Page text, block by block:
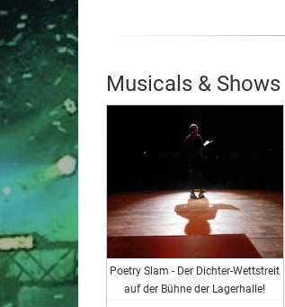
Musicals & Shows
Poetry Slam - Der Dichter-Wettstreit
auf der Bühne der Lagerhalle!